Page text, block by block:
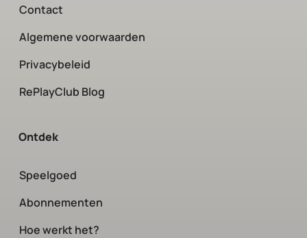
Contact
Algemene voorwaarden
Privacybeleid
RePlayClub Blog
Ontdek
Speelgoed
Abonnementen
Hoe werkt het?